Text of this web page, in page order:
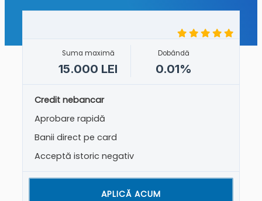
Suma maximă
15.000 LEI
Dobândă
0.01%
Credit nebancar
Aprobare rapidă
Banii direct pe card
Acceptă istoric negativ
APLICĂ ACUM